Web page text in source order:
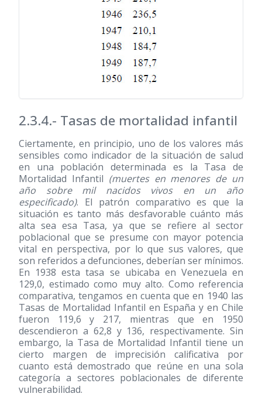
2.3.4.- Tasas de mortalidad infantil
Ciertamente, en principio, uno de los valores más
sensibles como indicador de la situación de salud
en una población determinada es la Tasa de
Mortalidad Infantil (muertes en menores de un
año sobre mil nacidos vivos en un año
especificado). El patrón comparativo es que la
situación es tanto más desfavorable cuánto más
alta sea esa Tasa, ya que se refiere al sector
poblacional que se presume con mayor potencia
vital en perspectiva, por lo que sus valores, que
son referidos a defunciones, deberían ser mínimos.
En 1938 esta tasa se ubicaba en Venezuela en
129,0, estimado como muy alto. Como referencia
comparativa, tengamos en cuenta que en 1940 las
Tasas de Mortalidad Infantil en España y en Chile
fueron 119,6 y 217, mientras que en 1950
descendieron a 62,8 y 136, respectivamente. Sin
embargo, la Tasa de Mortalidad Infantil tiene un
cierto margen de imprecisión calificativa por
cuanto está demostrado que reúne en una sola
categoría a sectores poblacionales de diferente
vulnerabilidad.